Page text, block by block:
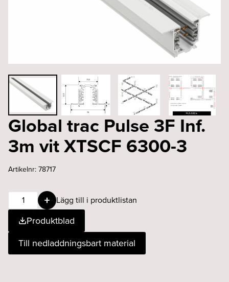
Global trac Pulse 3F Inf.
3m vit XTSCF 6300-3
Artikelnr:78717
Global
trac
Pulse
3F
3m
Lägg till i produktlistan
Produktblad
Till nedladdningsbart material